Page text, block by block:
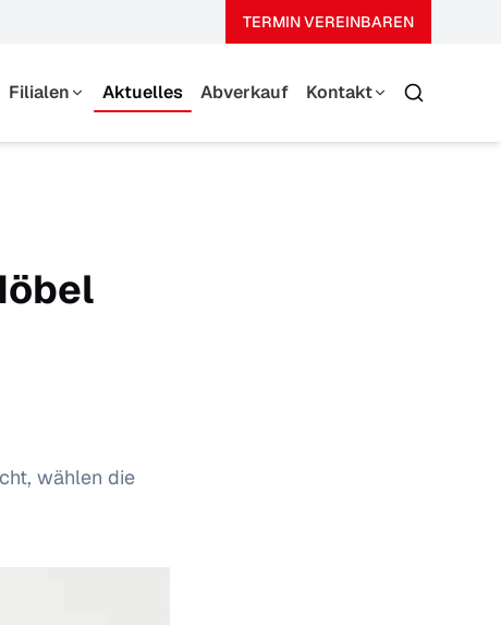
TERMIN VEREINBAREN
Filialen
Thierhaupten
Aktuelles Abverkauf Kontakt
Team
Suche
wählen die